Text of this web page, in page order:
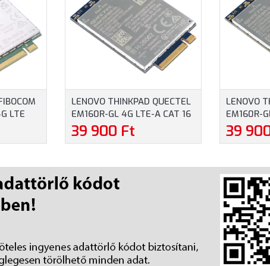
LTE
GEN 10
LENOVO THINKPAD QUECTEL
EM160R-GL 4G LTE-A CAT 16
WWAN X1 CARBON GEN
12/P16V GEN 2 (4XC1Q24436)
39 900 Ft
LENOVO
EM160R-
WWAN X1
GEN 3
39